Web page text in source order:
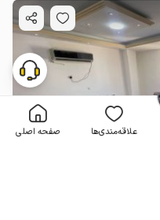
علاقه‌مندی‌ها صفحه اصلی